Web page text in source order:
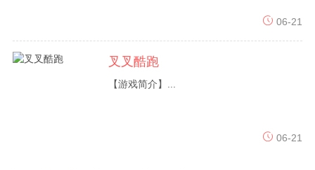
06-21
叉叉酷跑
【游戏简介】...
06-21